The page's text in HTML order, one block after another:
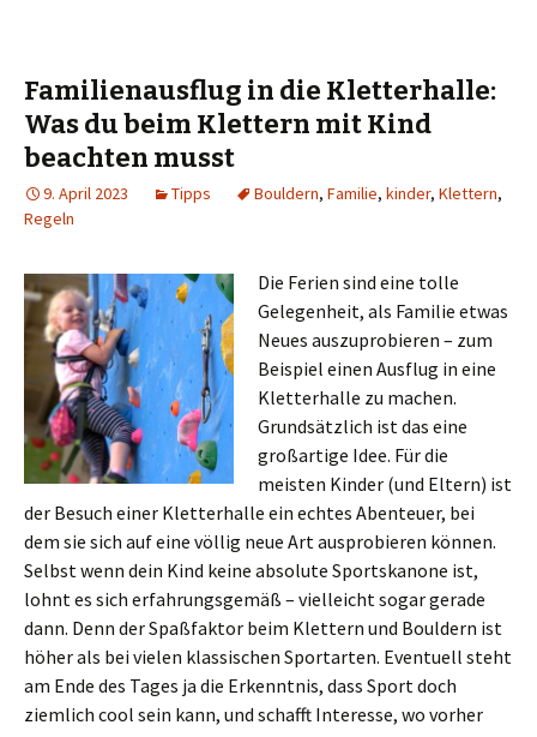
Familienausflug in die Kletterhalle:
Was du beim Klettern mit Kind
beachten musst
9. April 2023 Tipps Bouldern, Familie, kinder, Klettern,
Regeln
Die Ferien sind eine tolle
Gelegenheit, als Familie etwas
Neues auszuprobieren – zum
Beispiel einen Ausflug in eine
Kletterhalle zu machen.
Grundsätzlich ist das eine
großartige Idee. Für die
meisten Kinder (und Eltern) ist
der Besuch einer Kletterhalle ein echtes Abenteuer, bei
dem sie sich auf eine völlig neue Art ausprobieren können.
Selbst wenn dein Kind keine absolute Sportskanone ist,
lohnt es sich erfahrungsgemäß – vielleicht sogar gerade
dann. Denn der Spaßfaktor beim Klettern und Bouldern ist
höher als bei vielen klassischen Sportarten. Eventuell steht
am Ende des Tages ja die Erkenntnis, dass Sport doch
ziemlich cool sein kann, und schafft Interesse, wo vorher